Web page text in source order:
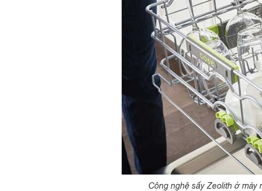
Công nghệ sấy Zeolith ở máy